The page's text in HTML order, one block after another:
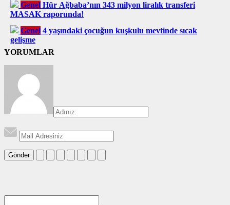
Genel Hür Ağbaba’nın 343 milyon liralık transferi
MASAK raporunda!
Genel 4 yaşındaki çocuğun kuşkulu mevtinde sıcak
gelişme
YORUMLAR
Gönder